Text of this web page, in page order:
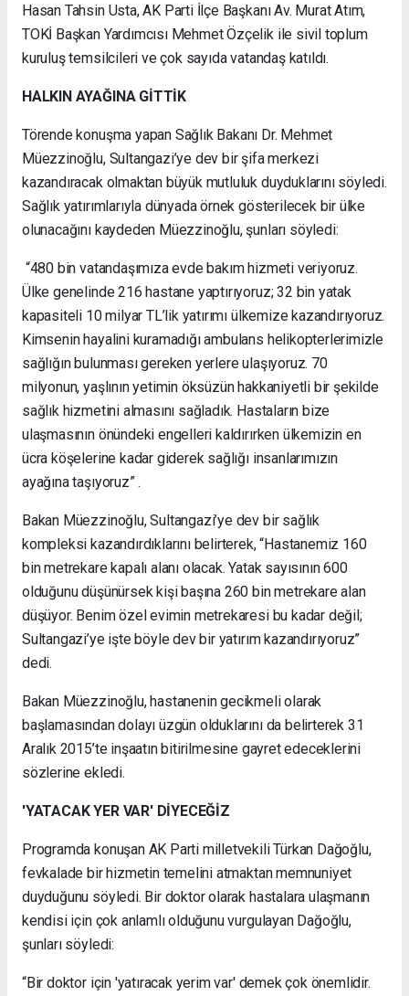
Hasan Tahsin Usta, AK Parti İlçe Başkanı Av. Murat Atım,
TOKİ Başkan Yardımcısı Mehmet Özçelik ile sivil toplum
kuruluş temsilcileri ve çok sayıda vatandaş katıldı.
HALKIN AYAĞINA GİTTİK
Törende konuşma yapan Sağlık Bakanı Dr. Mehmet
Müezzinoğlu, Sultangazi’ye dev bir şifa merkezi
kazandıracak olmaktan büyük mutluluk duyduklarını söyledi.
Sağlık yatırımlarıyla dünyada örnek gösterilecek bir ülke
olunacağını kaydeden Müezzinoğlu, şunları söyledi:
“480 bin vatandaşımıza evde bakım hizmeti veriyoruz.
Ülke genelinde 216 hastane yaptırıyoruz; 32 bin yatak
kapasiteli 10 milyar TL’lik yatırımı ülkemize kazandırıyoruz.
Kimsenin hayalini kuramadığı ambulans helikopterlerimizle
sağlığın bulunması gereken yerlere ulaşıyoruz. 70
milyonun, yaşlının yetimin öksüzün hakkaniyetli bir şekilde
sağlık hizmetini almasını sağladık. Hastaların bize
ulaşmasının önündeki engelleri kaldırırken ülkemizin en
ücra köşelerine kadar giderek sağlığı insanlarımızın
ayağına taşıyoruz” .
Bakan Müezzinoğlu, Sultangazi’ye dev bir sağlık
kompleksi kazandırdıklarını belirterek, “Hastanemiz 160
bin metrekare kapalı alanı olacak. Yatak sayısının 600
olduğunu düşünürsek kişi başına 260 bin metrekare alan
düşüyor. Benim özel evimin metrekaresi bu kadar değil;
Sultangazi’ye işte böyle dev bir yatırım kazandırıyoruz”
dedi.
Bakan Müezzinoğlu, hastanenin gecikmeli olarak
başlamasından dolayı üzgün olduklarını da belirterek 31
Aralık 2015’te inşaatın bitirilmesine gayret edeceklerini
sözlerine ekledi.
'YATACAK YER VAR' DİYECEĞİZ
Programda konuşan AK Parti milletvekili Türkan Dağoğlu,
fevkalade bir hizmetin temelini atmaktan memnuniyet
duyduğunu söyledi. Bir doktor olarak hastalara ulaşmanın
kendisi için çok anlamlı olduğunu vurgulayan Dağoğlu,
şunları söyledi:
“Bir doktor için 'yatıracak yerim var' demek çok önemlidir.